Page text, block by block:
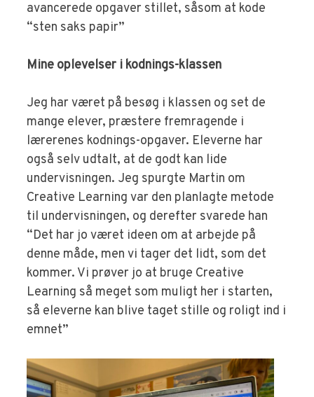
avancerede opgaver stillet, såsom at kode
“sten saks papir”
Mine oplevelser i kodnings-klassen
Jeg har været på besøg i klassen og set de
mange elever, præstere fremragende i
lærerenes kodnings-opgaver. Eleverne har
også selv udtalt, at de godt kan lide
undervisningen. Jeg spurgte Martin om
Creative Learning var den planlagte metode
til undervisningen, og derefter svarede han
“Det har jo været ideen om at arbejde på
denne måde, men vi tager det lidt, som det
kommer. Vi prøver jo at bruge Creative
Learning så meget som muligt her i starten,
så eleverne kan blive taget stille og roligt ind i
emnet”